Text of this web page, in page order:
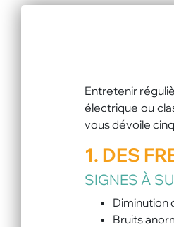
Entretenir
électrique ou
vous dévoile
1. DES
SIGNES À
Diminution
Bruits